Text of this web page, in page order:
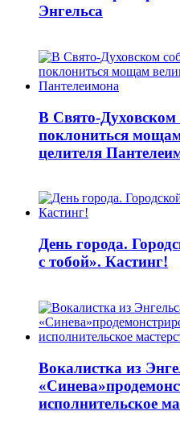
Энгельса
В Свято-
поклониться
целителя
День города.
с тобой». Кастинг!
Вокалистка из
исполнительское